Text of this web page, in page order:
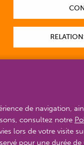
de navigation,
consultez notre
lors de votre visite
pour une durée de